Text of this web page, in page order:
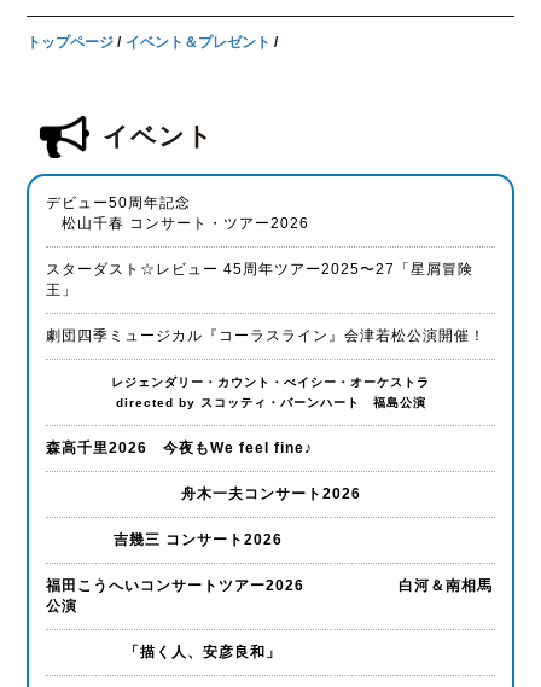
イベント
デビュー50周年記念
松山千春 コンサート・ツアー2026
スターダスト☆レビュー 45周年ツアー2025〜27「星屑冒険
王」
劇団四季ミュージカル『コーラスライン』会津若松公演開催！
レジェンダリー・カウント・べイシー・オーケストラ
directed by スコッティ・バーンハート 福島公演
森高千里2026 今夜もWe feel fine♪
舟木一夫コンサート2026
吉幾三 コンサート2026
福田こうへいコンサートツアー2026 白河＆南相馬
公演
「描く人、安彦良和」
トップページ イベント＆プレゼント